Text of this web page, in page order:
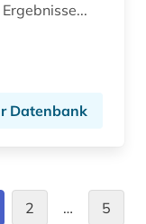
Datenbank
2 … 5